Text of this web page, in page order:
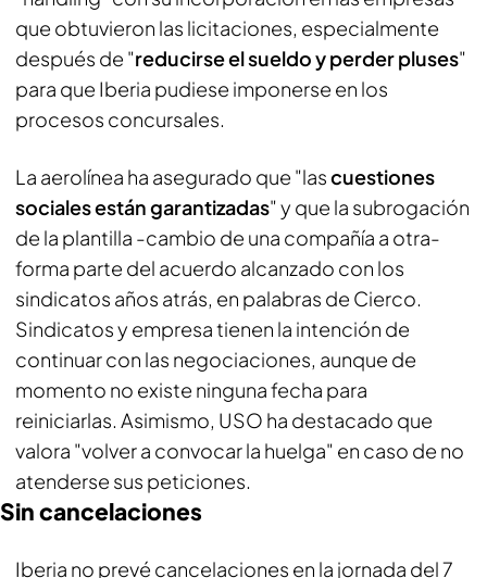
que obtuvieron las licitaciones, especialmente
después de "reducirse el sueldo y perder pluses"
para que Iberia pudiese imponerse en los
procesos concursales.
La aerolínea ha asegurado que "lascuestiones
sociales están garantizadas" y que la subrogación
de la plantilla -cambio de una compañía a otra-
forma parte del acuerdo alcanzado con los
sindicatos años atrás, en palabras de Cierco.
Sindicatos y empresa tienen la intención de
continuar con las negociaciones, aunque de
momento no existe ninguna fecha para
reiniciarlas. Asimismo, USO ha destacado que
valora "volver a convocar la huelga" en caso de no
atenderse sus peticiones.
Sin cancelaciones
Iberia no prevé cancelaciones en la jornada del 7